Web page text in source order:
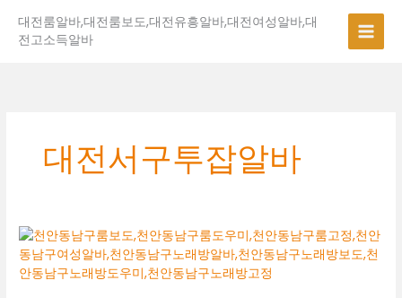
대전룸알바,대전룸보도,대전유흥알바,대전여성알바,대
전고소득알바
대전서구투잡알바
대
전
서